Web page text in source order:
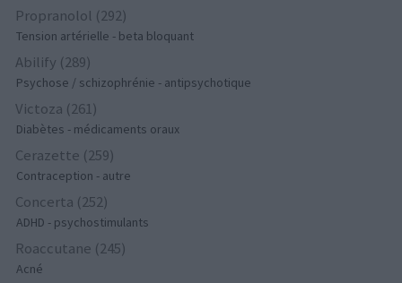
Propranolol (292)
Tension artérielle - beta bloquant
Abilify (289)
Psychose / schizophrénie - antipsychotique
Victoza (261)
Diabètes - médicaments oraux
Cerazette (259)
Contraception - autre
Concerta (252)
ADHD - psychostimulants
Roaccutane (245)
Acné